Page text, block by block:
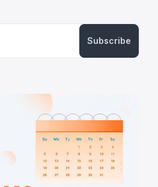
Subscribe